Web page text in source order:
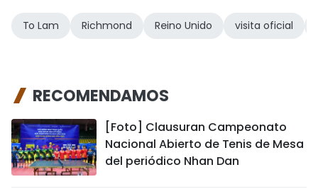
To Lam Richmond Reino Unido visita oficial
RECOMENDAMOS
[Foto] Clausuran Campeonato
Nacional Abierto de Tenis de Mesa
del periódico Nhan Dan